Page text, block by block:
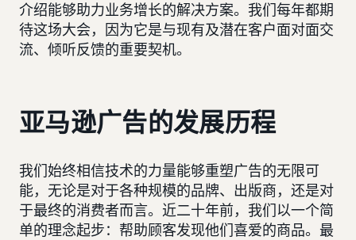
介绍能够助力业务增长的解决方案。我们每年都期
待这场大会，因为它是与现有及潜在客户面对面交
流、倾听反馈的重要契机。
亚马逊广告的发展历程
我们始终相信技术的力量能够重塑广告的无限可
能，无论是对于各种规模的品牌、出版商，还是对
于最终的消费者而言。近二十年前，我们以一个简
单的理念起步：帮助顾客发现他们喜爱的商品。最